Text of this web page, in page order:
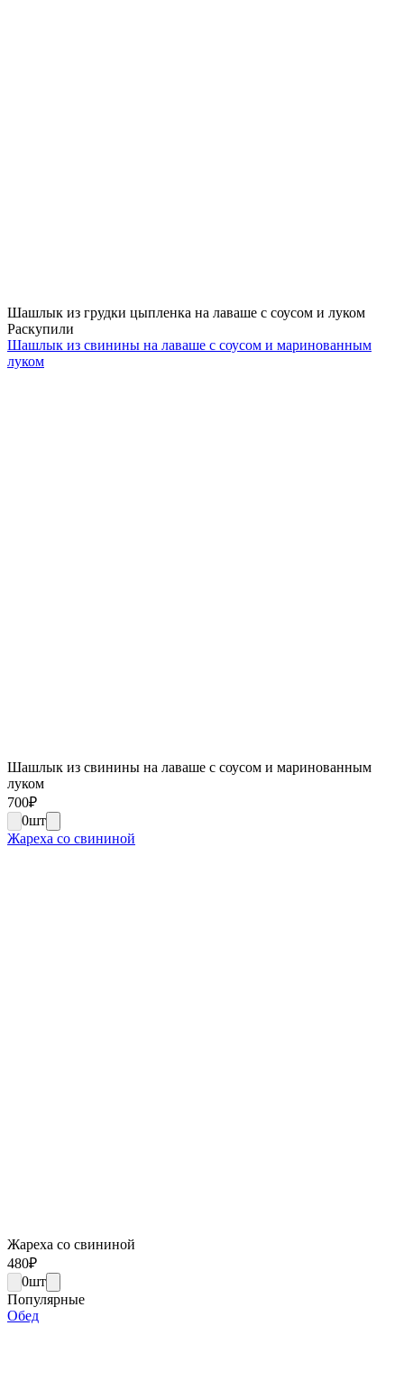
Шашлык из грудки цыпленка на лаваше с соусом и луком
Раскупили
Шашлык из свинины на лаваше с соусом и маринованным
луком
Шашлык из свинины на лаваше с соусом и маринованным
луком
700₽
0шт
Жареха со свининой
Жареха со свининой
480₽
0шт
Популярные
Обед